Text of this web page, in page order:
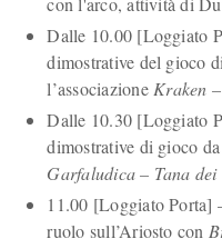
Dalle 10.00 [Loggiato
dimostrative del gioco
l’associazioneKraken
Dalle 10.30 [Loggiato
dimostrative di gioco
Garfaludica – Tana
11.00 [Loggiato Porta]
ruolo sull’Ariosto con